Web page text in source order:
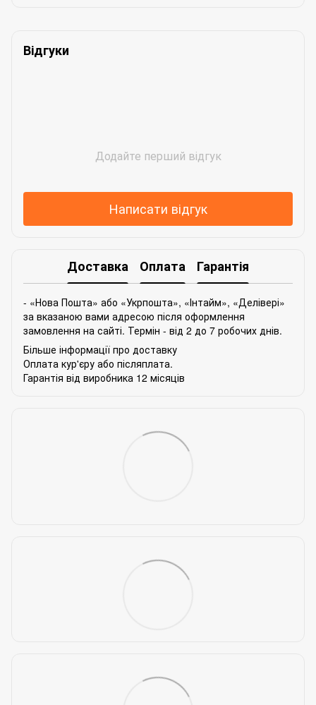
Відгуки
Додайте перший відгук
Написати відгук
Доставка Оплата Гарантія
- «Нова Пошта» або «Укрпошта», «Інтайм», «Делівері»
за вказаною вами адресою після оформлення
замовлення на сайті. Термін - від 2 до 7 робочих днів.
Більше інформації про доставку
Оплата кур'єру або післяплата.
Гарантія від виробника 12 місяців